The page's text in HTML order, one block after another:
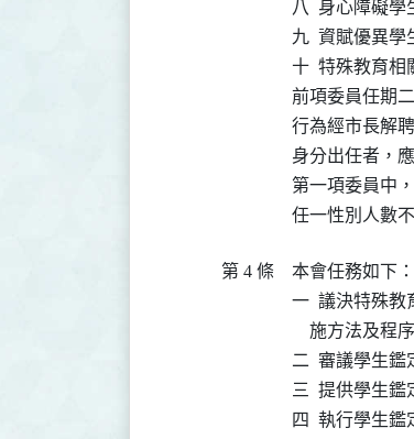
八  身心障礙學
九  資賦優異學
十  特殊教育相
前項委員任期
行為經市長解
身分出任者，
第一項委員中
任一性別人數
第 4 條
本會任務如下：
一  議決特殊教
施方法及程
二  審議學生鑑
三  提供學生鑑
四  執行學生鑑